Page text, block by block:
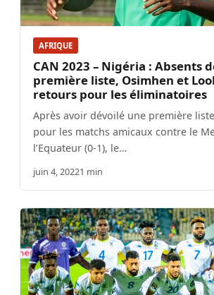
AFRIQUE
CAN 2023 – Nigéria : Absents
première liste, Osimhen et
retours pour les éliminatoires
Après avoir dévoilé une première
pour les matchs amicaux contre le
l’Equateur (0-1), le…
juin 4, 20221 min